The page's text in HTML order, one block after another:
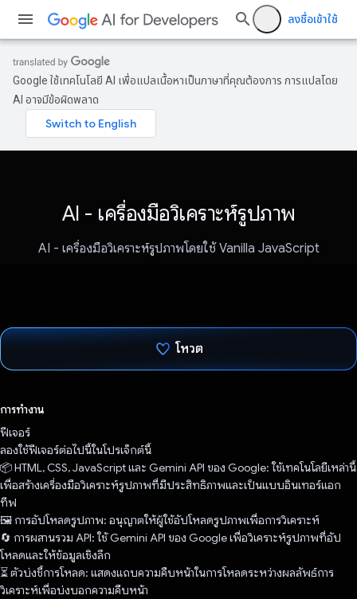
ลงชื่อเข้าใช้
Google ใช้เทคโนโลยี AI เพื่อแปลเนื้อหาเป็นภาษาที่คุณต้องการ การแปลโดย
AI อาจมีข้อผิดพลาด
AI - เครื่องมือวิเคราะห์รูปภาพ
AI - เครื่องมือวิเคราะห์รูปภาพโดยใช้ Vanilla JavaScript
โหวต
การทำงาน
ฟีเจอร์
ลองใช้ฟีเจอร์ต่อไปนี้ในโปรเจ็กต์นี้
📦 HTML, CSS, JavaScript และ Gemini API ของ Google: ใช้เทคโนโลยีเหล่านี้
เพื่อสร้างเครื่องมือวิเคราะห์รูปภาพที่มีประสิทธิภาพและเป็นแบบอินเทอร์แอก
ทีฟ
🖼️ การอัปโหลดรูปภาพ: อนุญาตให้ผู้ใช้อัปโหลดรูปภาพเพื่อการวิเคราะห์
🔄 การผสานรวม API: ใช้ Gemini API ของ Google เพื่อวิเคราะห์รูปภาพที่อัป
โหลดและให้ข้อมูลเชิงลึก
⏳ ตัวบ่งชี้การโหลด: แสดงแถบความคืบหน้าในการโหลดระหว่างผลลัพธ์การ
วิเคราะห์เพื่อบ่งบอกความคืบหน้า